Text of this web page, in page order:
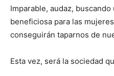
Imparable, audaz,
beneficiosa para las
conseguirán taparnos de
Esta vez, será la sociedad